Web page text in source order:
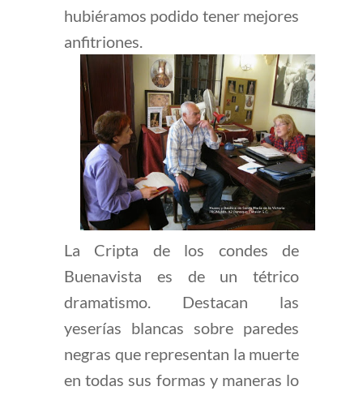
hubiéramos podido tener mejores
anfitriones.
La Cripta de los condes de
Buenavista es de un tétrico
dramatismo. Destacan las
yeserías blancas sobre paredes
negras que representan la muerte
en todas sus formas y maneras lo